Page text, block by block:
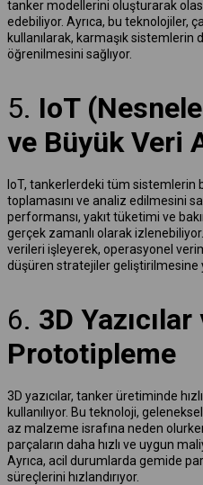
tanker modellerini oluşturarak
edebiliyor. Ayrıca, bu teknolojiler,
kullanılarak, karmaşık sistemlerin
öğrenilmesini sağlıyor.
5. IoT
ve Büyük Veri
IoT, tankerlerdeki tüm sistemlerin
toplamasını ve analiz edilmesini
performansı, yakıt tüketimi ve
gerçek zamanlı olarak
verileri işleyerek, operasyonel
düşüren stratejiler geliştirilmesine
6. 3D Yazıcılar
Prototipleme
3D yazıcılar, tanker üretiminde
kullanılıyor. Bu teknoloji,
az malzeme israfına neden
parçaların daha hızlı ve uygun
Ayrıca, acil durumlarda gemide
süreçlerini hızlandırıyor.